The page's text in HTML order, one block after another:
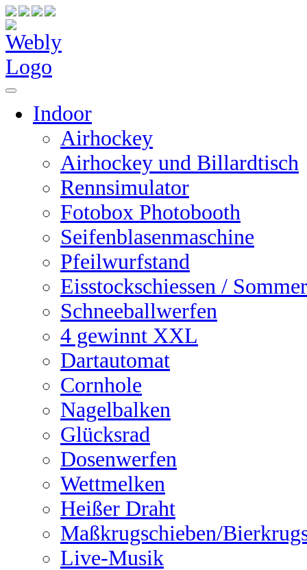
Indoor
Airhockey
Airhockey und Billardtisch
Rennsimulator
Fotobox Photobooth
Seifenblasenmaschine
Pfeilwurfstand
Eisstockschiessen /
Schneeballwerfen
4 gewinnt XXL
Dartautomat
Cornhole
Nagelbalken
Glücksrad
Dosenwerfen
Wettmelken
Heißer Draht
Maßkrugschieben/
Live-Musik